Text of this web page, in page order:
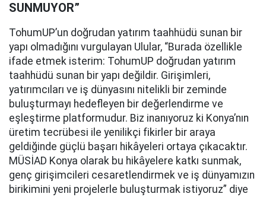
SUNMUYOR”
TohumUP’un doğrudan yatırım taahhüdü sunan bir
yapı olmadığını vurgulayan Ulular, “Burada özellikle
ifade etmek isterim: TohumUP doğrudan yatırım
taahhüdü sunan bir yapı değildir. Girişimleri,
yatırımcıları ve iş dünyasını nitelikli bir zeminde
buluşturmayı hedefleyen bir değerlendirme ve
eşleştirme platformudur. Biz inanıyoruz ki Konya’nın
üretim tecrübesi ile yenilikçi fikirler bir araya
geldiğinde güçlü başarı hikâyeleri ortaya çıkacaktır.
MÜSİAD Konya olarak bu hikâyelere katkı sunmak,
genç girişimcileri cesaretlendirmek ve iş dünyamızın
birikimini yeni projelerle buluşturmak istiyoruz” diye